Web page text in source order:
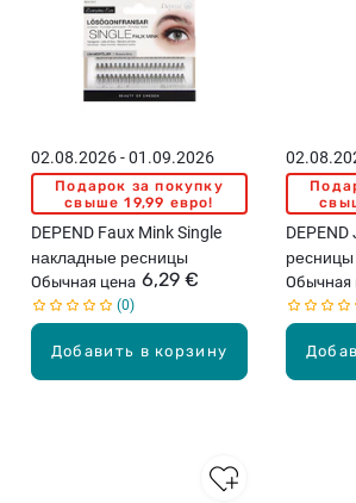
Добавить в корзину
02.08.2026 - 01.09.2026
Подарок за покупку
свыше 19,99 евро!
DEPEND Faux Mink Single
накладные ресницы
Обычная цена 6,29 €
0
ресницы
Обычная